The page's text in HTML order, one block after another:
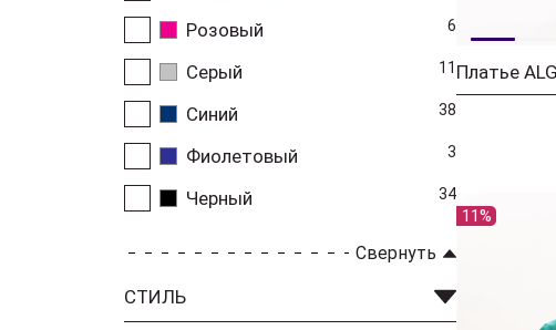
Розовый 6
Серый 11
Синий 38
Фиолетовый 3
Черный 34
Свернуть
СТИЛЬ
11%